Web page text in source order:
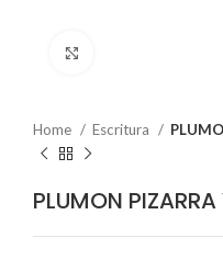
Home Escritura
PLUMON PIZARRA